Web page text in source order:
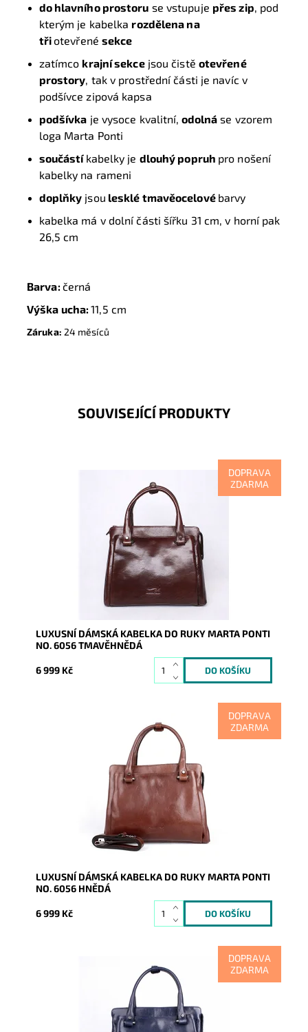
do hlavního prostoru se vstupuje přes zip , pod
kterým je kabelka rozdělena na
třiotevřené sekce
zatímco krajní sekcejsou čistě otevřené
prostory , tak v prostřední části je navíc v
podšívce zipová kapsa
podšívka je vysoce kvalitní, odolná se vzorem
loga Marta Ponti
součástí kabelky je dlouhý popruh pro nošení
kabelky na rameni
doplňky jsou lesklé tmavěocelové barvy
kabelka má v dolní části šířku 31 cm, v horní pak
26,5 cm
Barva:černá
Výška ucha:11,5 cm
Záruka: 24 měsíců
SOUVISEJÍCÍ PRODUKTY
DOPRAVA
ZDARMA
V kabelce do ruky Marta Ponti
v nádherné tmavěhnědé barvě se odráží nejen luxus,
Skladem
8803
Marta Ponti
2 roky
LUXUSNÍ DÁMSKÁ KABELKA DO RUKY MARTA PONTI
NO. 6056 TMAVĚHNĚDÁ
6 999 Kč
DOPRAVA
ZDARMA
V kabelce do ruky Marta Ponti v nádherné hnědé
barvě se odráží nejen luxus, kvalita na pohled i na
Skladem
9966
Marta Ponti
2 roky
LUXUSNÍ DÁMSKÁ KABELKA DO RUKY MARTA PONTI
NO. 6056 HNĚDÁ
6 999 Kč
DOPRAVA
ZDARMA
V kabelce do ruky Marta Ponti v nádherné
tmavěmodré barvě se odráží nejen luxus, kvalita na
Skladem